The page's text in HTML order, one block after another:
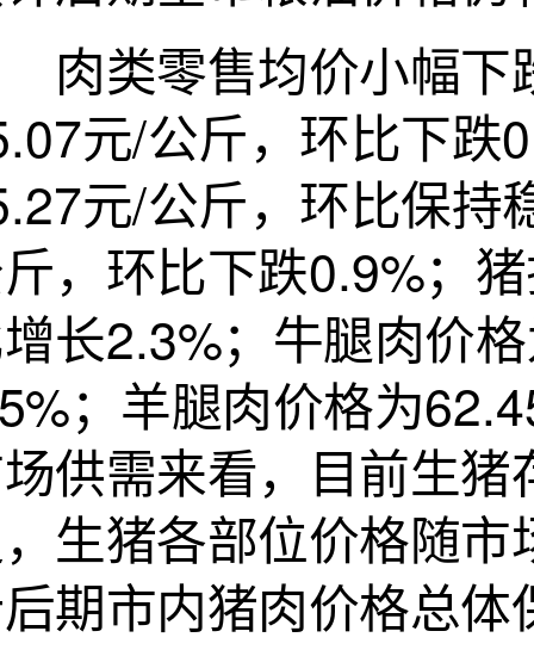
零售均价小幅下跌
元/公斤，环比下跌
元/公斤，环比保持
，环比下跌0.9%；
长2.3%；牛腿肉价
；羊腿肉价格为
供需来看，目前生
生猪各部位价格随
期市内猪肉价格总体